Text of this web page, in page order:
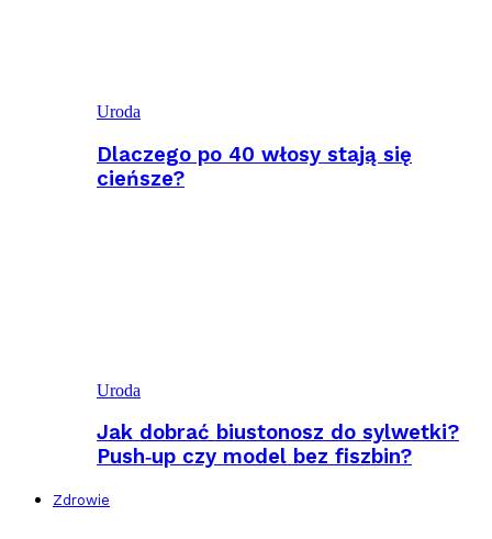
Uroda
Dlaczego po 40 włosy stają się
cieńsze?
Uroda
Jak dobrać biustonosz do sylwetki?
Push‑up czy model bez fiszbin?
Zdrowie